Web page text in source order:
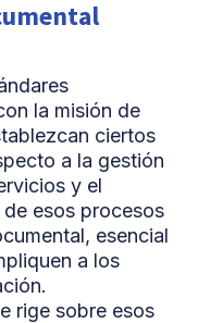
la misión de
ciertos
a la gestión
y el
esos procesos
esencial
a los
rige sobre esos